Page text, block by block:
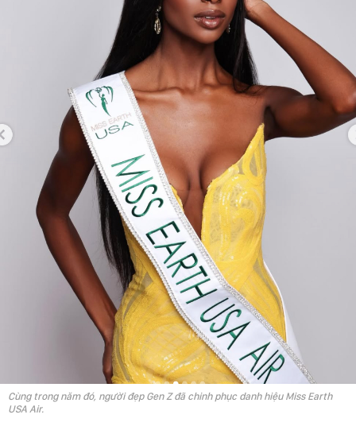
Cùng trong năm đó, người đẹp Gen Z đã chinh phục danh hiệu Miss Earth
USA Air.